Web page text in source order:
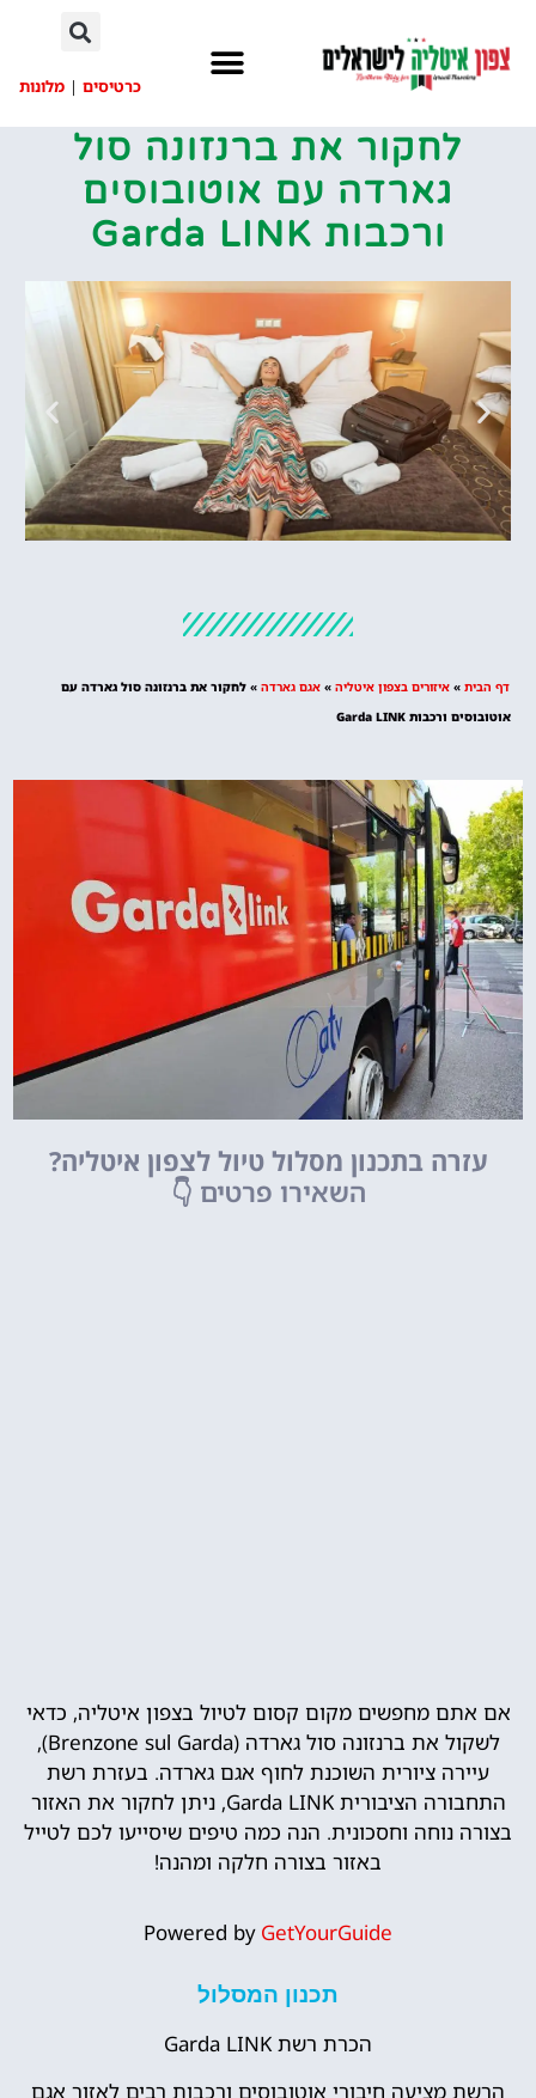
כרטיסים | מלונות
לחקור את ברנזונה סול
גארדה עם אוטובוסים
ורכבות Garda LINK
מציאת מלון
לחצו
דף הבית » איזורים בצפון איטליה » אגם גארדה » לחקור את ברנזונה סול גארדה עם
אוטובוסים ורכבות Garda LINK
עזרה בתכנון מסלול טיול לצפון איטליה?
השאירו פרטים 👇
אם אתם מחפשים מקום קסום לטיול בצפון איטליה, כדאי
לשקול את ברנזונה סול גארדה (Brenzone sul Garda),
עיירה ציורית השוכנת לחוף אגם גארדה. בעזרת רשת
התחבורה הציבורית Garda LINK, ניתן לחקור את האזור
בצורה נוחה וחסכונית. הנה כמה טיפים שיסייעו לכם לטייל
באזור בצורה חלקה ומהנה!
Powered by GetYourGuide
תכנון המסלול
הכרת רשת Garda LINK
הרשת מציעה חיבורי אוטובוסים ורכבות רבים לאזור אגם